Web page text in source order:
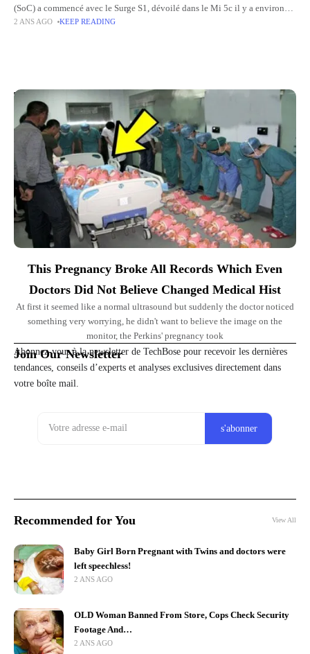
(SoC) a commencé avec le Surge S1, dévoilé dans le Mi 5c il y a environ
sept ans.
2 ANS AGO KEEP READING
Top Picks for You
This Pregnancy Broke All Records Which Even
Doctors Did Not Believe Changed Medical Hist
At first it seemed like a normal ultrasound but suddenly the doctor noticed
something very worrying, he didn't want to believe the image on the
monitor, the Perkins' pregnancy took
Join Our Newsletter
Abonnez-vous à la newsletter de TechBose pour recevoir les dernières
tendances, conseils d’experts et analyses exclusives directement dans
votre boîte mail.
Recommended for You View All
Baby Girl Born Pregnant with Twins and doctors were
left speechless!
2 ANS AGO
OLD Woman Banned From Store, Cops Check Security
Footage And…
2 ANS AGO